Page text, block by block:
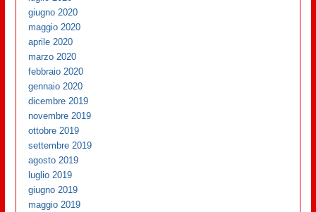
giugno 2020
maggio 2020
aprile 2020
marzo 2020
febbraio 2020
gennaio 2020
dicembre 2019
novembre 2019
ottobre 2019
settembre 2019
agosto 2019
luglio 2019
giugno 2019
maggio 2019